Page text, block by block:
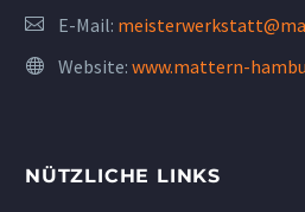
E-Mail:
Website: www.mattern-
NÜTZLICHE LINKS